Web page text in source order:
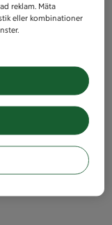
reklam. Mäta
eller kombinationer